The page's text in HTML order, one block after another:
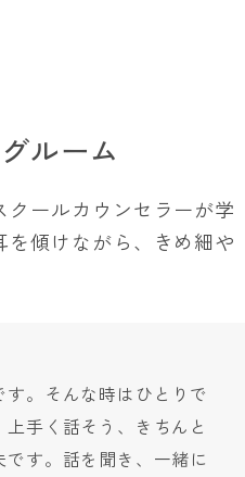
ルーム
ールカウンセラーが学
傾けながら、きめ細や
。そんな時はひとりで
手く話そう、きちんと
す。話を聞き、一緒に